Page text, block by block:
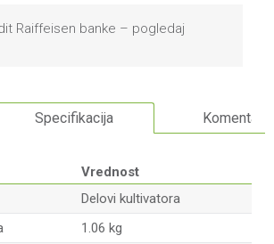
Raiffeisen banke – pogledaj
Specifikacija Komentari
Vrednost
Delovi kultivatora
1.06 kg